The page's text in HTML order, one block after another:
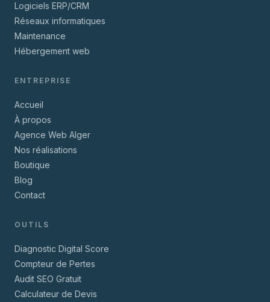
Logiciels ERP/CRM
Réseaux informatiques
Maintenance
Hébergement web
ENTREPRISE
Accueil
À propos
Agence Web Alger
Nos réalisations
Boutique
Blog
Contact
OUTILS
Diagnostic Digital Score
Compteur de Pertes
Audit SEO Gratuit
Calculateur de Devis